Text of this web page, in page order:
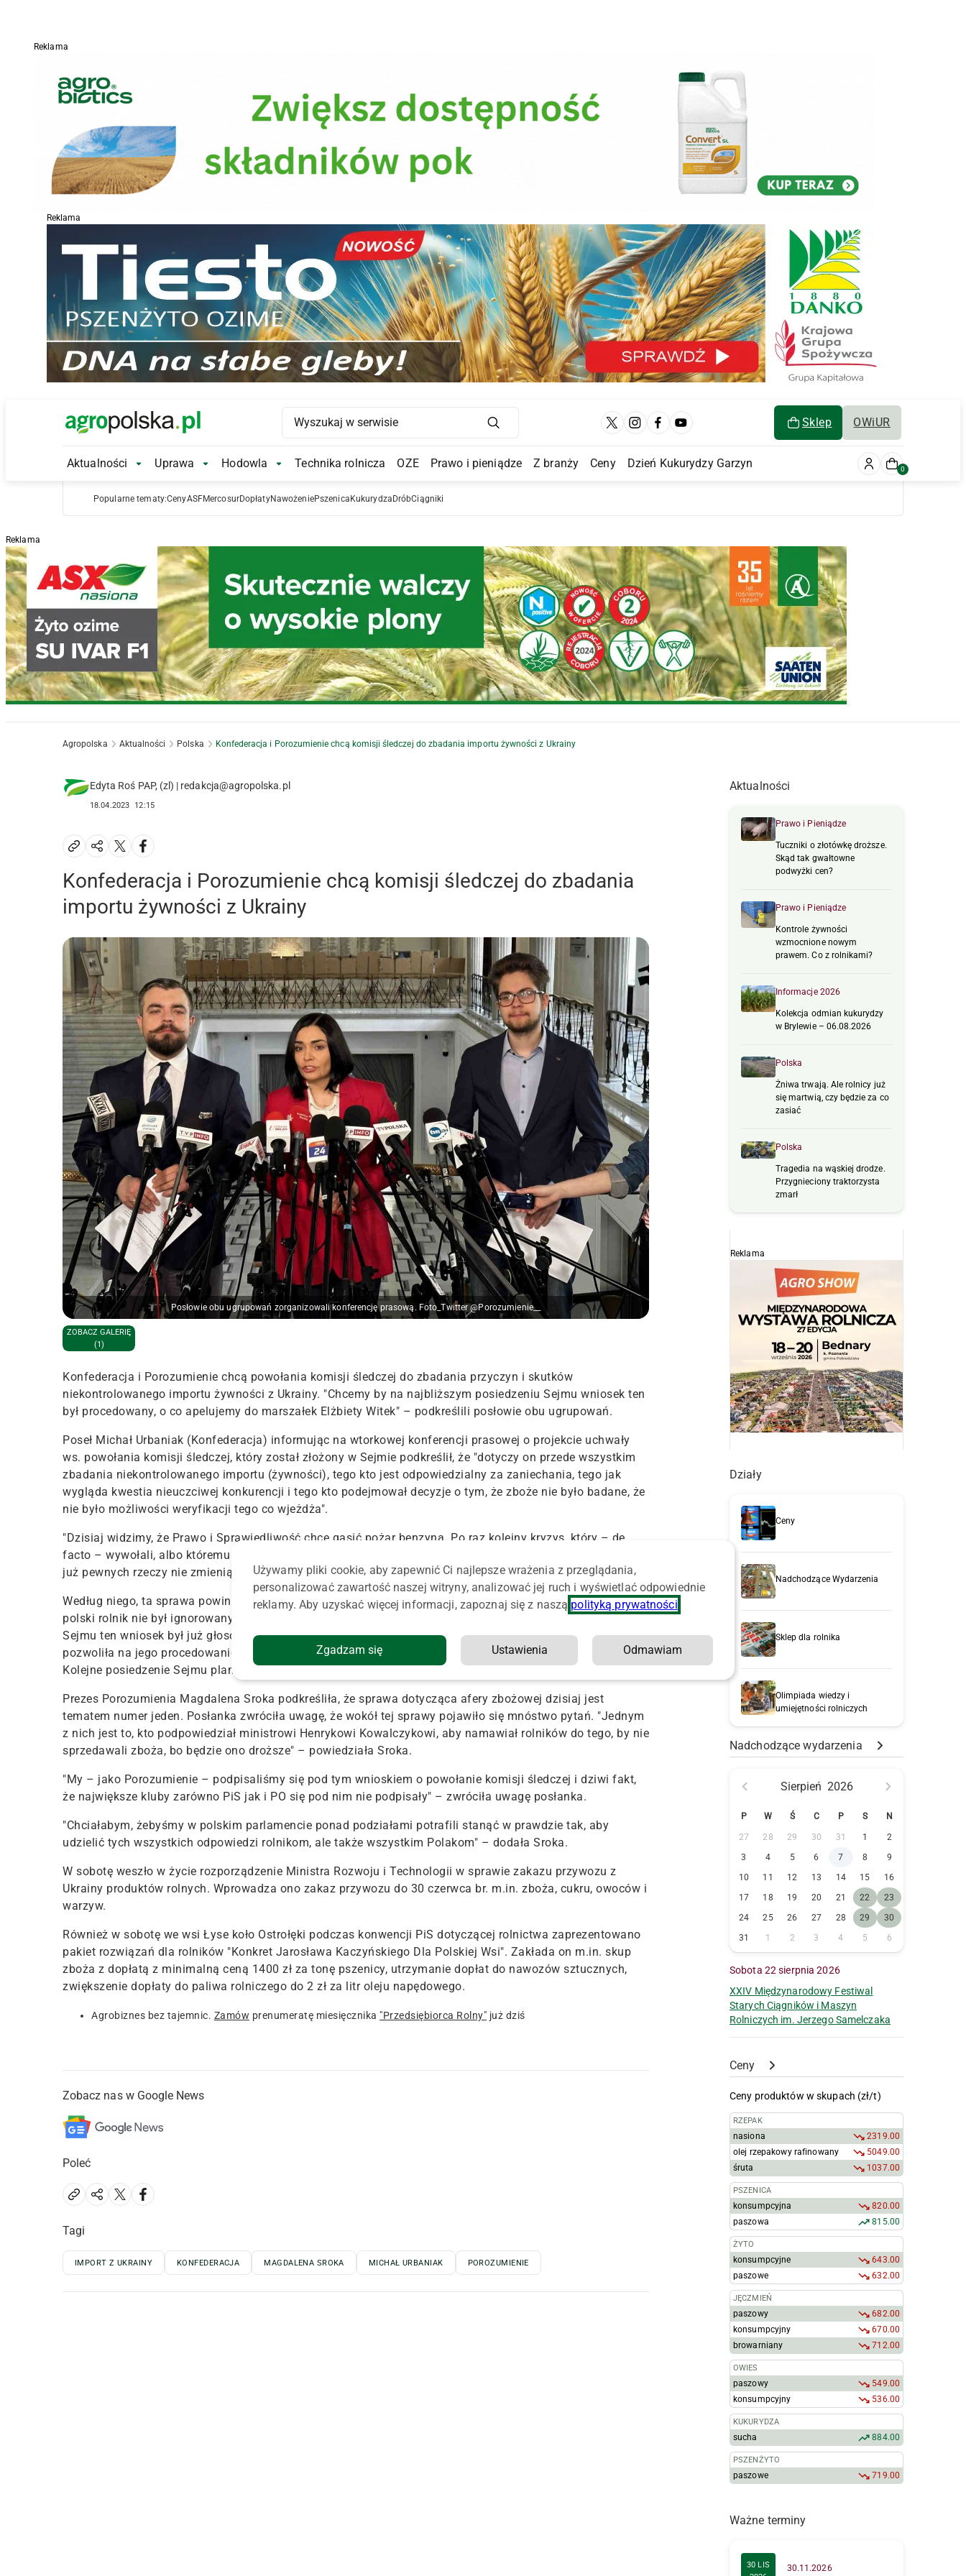
Reklama
Reklama
Main Logo Sklep OWiUR
Main Navigation
Aktualności Aktualności Submenu
Uprawa Uprawa Submenu
Hodowla Hodowla Submenu
Technika rolnicza OZE Prawo i pieniądze Z branży Ceny Dzień Kukurydzy Garzyn 0
Popularne tematy:CenyASFMercosurDopłatyNawożeniePszenica Kukurydza DróbCiągniki
Reklama
Agropolska Aktualności Polska Konfederacja i Porozumienie chcą komisji śledczej do zbadania importu żywności z Ukrainy
Edyta Roś PAP, (zl) | redakcja@agropolska.pl
18.04.2023 12:15
Konfederacja i Porozumienie chcą komisji śledczej do zbadania
importu żywności z Ukrainy
Posłowie obu ugrupowań zorganizowali konferencję prasową. Foto_Twitter @Porozumienie__
ZOBACZ GALERIĘ
(1)
Konfederacja i Porozumienie chcą powołania komisji śledczej do zbadania przyczyn i skutków
niekontrolowanego importu żywności z Ukrainy. "Chcemy by na najbliższym posiedzeniu Sejmu wniosek ten
był procedowany, o co apelujemy do marszałek Elżbiety Witek" – podkreślili posłowie obu ugrupowań.
Poseł Michał Urbaniak (Konfederacja) informując na wtorkowej konferencji prasowej o projekcie uchwały
ws. powołania komisji śledczej, który został złożony w Sejmie podkreślił, że "dotyczy on przede wszystkim
zbadania niekontrolowanego importu (żywności), tego kto jest odpowiedzialny za zaniechania, tego jak
wygląda kwestia nieuczciwej konkurencji i tego kto podejmował decyzje o tym, że zboże nie było badane, że
nie było możliwości weryfikacji tego co wjeżdża".
"Dzisiaj widzimy, że Prawo i Sprawiedliwość chce gasić pożar benzyną. Po raz kolejny kryzys, który – de
facto – wywołali, albo któremu nie próbowali zapobiec, próbują załatwić dopłatami. Ale prawda jest taka, że
już pewnych rzeczy nie zmienią. Już wielu ludzi ma problem" – dodał Urbaniak.
Według niego, ta sprawa powinna być wyjaśniona, "by więcej takie rzeczy się nie pojawiały i by więcej
polski rolnik nie był ignorowany przez państwo polskie". "Dlatego chcemy, by na najbliższym posiedzeniu
Sejmu ten wniosek był już głosowany, o co apelujemy także do marszałek Sejmu Elżbiety Witek, by
pozwoliła na jego procedowanie. Niech Sejm wypowie się w tej sprawie" – podkreślił poseł Konfederacji.
Kolejne posiedzenie Sejmu planowane jest w dniach 24-26 maja.
Prezes Porozumienia Magdalena Sroka podkreśliła, że sprawa dotycząca afery zbożowej dzisiaj jest
tematem numer jeden. Posłanka zwróciła uwagę, że wokół tej sprawy pojawiło się mnóstwo pytań. "Jednym
z nich jest to, kto podpowiedział ministrowi Henrykowi Kowalczykowi, aby namawiał rolników do tego, by nie
sprzedawali zboża, bo będzie ono droższe" – powiedziała Sroka.
"My – jako Porozumienie – podpisaliśmy się pod tym wnioskiem o powołanie komisji śledczej i dziwi fakt,
że największe kluby zarówno PiS jak i PO się pod nim nie podpisały" – zwróciła uwagę posłanka.
"Chciałabym, żebyśmy w polskim parlamencie ponad podziałami potrafili stanąć w prawdzie tak, aby
udzielić tych wszystkich odpowiedzi rolnikom, ale także wszystkim Polakom" – dodała Sroka.
W sobotę weszło w życie rozporządzenie Ministra Rozwoju i Technologii w sprawie zakazu przywozu z
Ukrainy produktów rolnych. Wprowadza ono zakaz przywozu do 30 czerwca br. m.in. zboża, cukru, owoców i
warzyw.
Również w sobotę we wsi Łyse koło Ostrołęki podczas konwencji PiS dotyczącej rolnictwa zaprezentowano
pakiet rozwiązań dla rolników "Konkret Jarosława Kaczyńskiego Dla Polskiej Wsi". Zakłada on m.in. skup
zboża z dopłatą z minimalną ceną 1400 zł za tonę pszenicy, utrzymanie dopłat do nawozów sztucznych,
zwiększenie dopłaty do paliwa rolniczego do 2 zł za litr oleju napędowego.
Agrobiznes bez tajemnic. Zamów prenumeratę miesięcznika "Przedsiębiorca Rolny" już dziś
Zobacz nas w Google News
Poleć
Tagi
IMPORT Z UKRAINY KONFEDERACJA MAGDALENA SROKA MICHAŁ URBANIAK POROZUMIENIE
Aktualności
Prawo i Pieniądze
Tuczniki o złotówkę droższe.
Skąd tak gwałtowne
podwyżki cen?
Prawo i Pieniądze
Kontrole żywności
wzmocnione nowym
prawem. Co z rolnikami?
Informacje 2026
Kolekcja odmian kukurydzy
w Brylewie – 06.08.2026
Polska
Żniwa trwają. Ale rolnicy już
się martwią, czy będzie za co
zasiać
Polska
Tragedia na wąskiej drodze.
Przygnieciony traktorzysta
zmarł
Reklama
Działy
Ceny
Nadchodzące Wydarzenia
Sklep dla rolnika
Olimpiada wiedzy i
umiejętności rolniczych
Nadchodzące wydarzenia
Sierpień 2026
P W Ś C P S N
27 28 29 30 31 1
2
3
4 5 6 7 8
9
10
11 12 13 14 15
16
17
18 19 20 21 22
23
24
25 26 27 28 29
30
31
1 2 3 4 5 6
Sobota 22 sierpnia 2026
XXIV Międzynarodowy Festiwal
Starych Ciągników i Maszyn
Rolniczych im. Jerzego Samelczaka
Ceny
Ceny produktów w skupach (zł/t)
RZEPAK
nasiona
2319.00
olej rzepakowy rafinowany
5049.00
śruta
1037.00
PSZENICA
konsumpcyjna
820.00
paszowa
815.00
ŻYTO
konsumpcyjne
643.00
paszowe
632.00
JĘCZMIEŃ
paszowy
682.00
konsumpcyjny
670.00
browarniany
712.00
OWIES
paszowy
549.00
konsumpcyjny
536.00
KUKURYDZA
sucha 884.00
PSZENŻYTO
paszowe 719.00
Ważne terminy
30 LIS
30.11.2026
Używamy pliki cookie, aby zapewnić Ci najlepsze wrażenia z przeglądania,
personalizować zawartość naszej witryny, analizować jej ruch i wyświetlać odpowiednie
reklamy. Aby uzyskać więcej informacji, zapoznaj się z naszą polityką prywatności
Zgadzam się Ustawienia Odmawiam